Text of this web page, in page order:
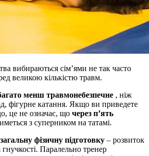
вибираються сім’ями не так часто
великою кількістю травм.
менш травмонебезпечне , ніж
фігурне катання. Якщо ви приведете
це не означає, що через п’ять
з суперником на татамі.
загальну фізичну підготовку – розвиток
Паралельно тренер